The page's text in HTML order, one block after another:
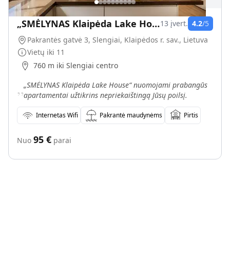
„SMĖLYNAS Klaipėda Lake House“13 įvert. 4.2/5
Pakrantės gatvė 3, Slengiai, Klaipėdos r. sav., Lietuva
Vietų iki 11
760 m iki Slengiai centro
„„SMĖLYNAS Klaipėda Lake House“ nuomojami prabangūs
apartamentai užtikrins nepriekaištingą Jūsų poilsį.
Internetas Wifi Pakrantė maudynėms Pirtis
Nuo 95 € parai